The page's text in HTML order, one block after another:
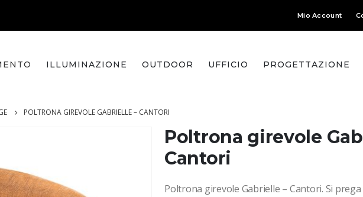
Mio Account
ILLUMINAZIONE OUTDOOR UFFICIO PROGETTAZIONE
POLTRONA GIREVOLE GABRIELLE – CANTORI
Poltrona girevole
Cantori
Poltrona girevole Gabrielle – Cantori. Si